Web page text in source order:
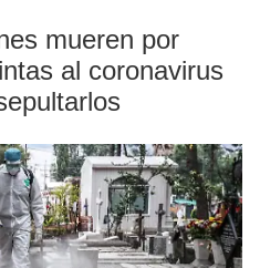
mueren por
al coronavirus